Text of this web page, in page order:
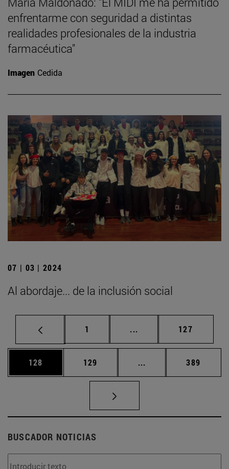
enfrentarme con seguridad a distintas
realidades profesionales de la industria
farmacéutica"
Imagen Cedida
07 | 03 | 2024
Al abordaje... de la inclusión social
Página
1 ... Páginas intermedias
Página
127
Página
128 Página
129 ... Páginas intermedias
Página
389
BUSCADOR NOTICIAS